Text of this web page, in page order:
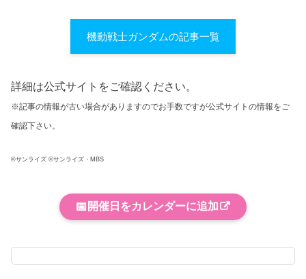
機動戦士ガンダムの記事一覧
詳細は公式サイトをご確認ください。
※記事の情報が古い場合がありますのでお手数ですが公式サイトの情報をご
確認下さい。
©サンライズ ©サンライズ・MBS
📅 開催日をカレンダーに追加